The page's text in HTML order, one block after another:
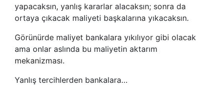
yapacaksın, yanlış kararlar alacaksın; sonra da
ortaya çıkacak maliyeti başkalarına yıkacaksın.
Görünürde maliyet bankalara yıkılıyor gibi olacak
ama onlar aslında bu maliyetin aktarım
mekanizması.
Yanlış tercihlerden bankalara…